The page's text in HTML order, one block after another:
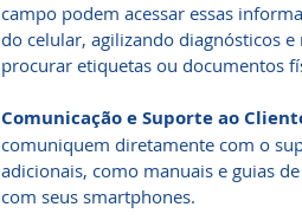
campo podem acessar essas
do celular, agilizando diagnósticos
procurar etiquetas ou documentos
Comunicação e Suporte ao
comuniquem diretamente com o
adicionais, como manuais e guias
com seus smartphones.